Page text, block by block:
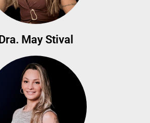
Dra. May Stival